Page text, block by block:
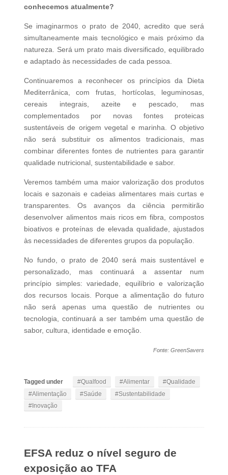
conhecemos atualmente?
Se imaginarmos o prato de 2040, acredito que será
simultaneamente mais tecnológico e mais próximo da
natureza. Será um prato mais diversificado, equilibrado
e adaptado às necessidades de cada pessoa.
Continuaremos a reconhecer os princípios da Dieta
Mediterrânica, com frutas, hortícolas, leguminosas,
cereais integrais, azeite e pescado, mas
complementados por novas fontes proteicas
sustentáveis de origem vegetal e marinha. O objetivo
não será substituir os alimentos tradicionais, mas
combinar diferentes fontes de nutrientes para garantir
qualidade nutricional, sustentabilidade e sabor.
Veremos também uma maior valorização dos produtos
locais e sazonais e cadeias alimentares mais curtas e
transparentes. Os avanços da ciência permitirão
desenvolver alimentos mais ricos em fibra, compostos
bioativos e proteínas de elevada qualidade, ajustados
às necessidades de diferentes grupos da população.
No fundo, o prato de 2040 será mais sustentável e
personalizado, mas continuará a assentar num
princípio simples: variedade, equilíbrio e valorização
dos recursos locais. Porque a alimentação do futuro
não será apenas uma questão de nutrientes ou
tecnologia, continuará a ser também uma questão de
sabor, cultura, identidade e emoção.
Fonte: GreenSavers
Tagged under Qualfood Alimentar
Qualidade
Alimentação
Saúde
Sustentabilidade
Inovação
EFSA reduz o nível seguro de
exposição ao TFA